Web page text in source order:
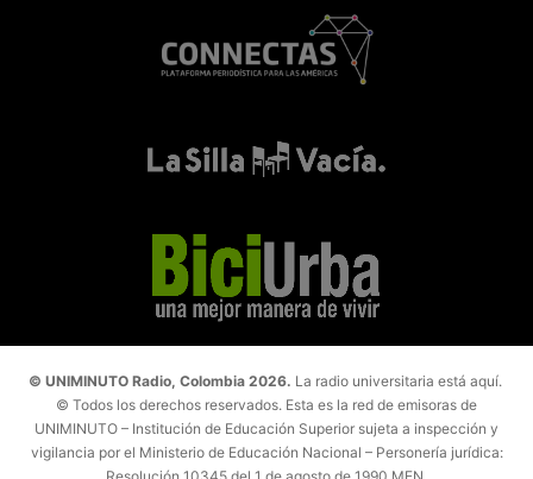
© UNIMINUTO Radio, Colombia 2026. La radio universitaria está aquí.
© Todos los derechos reservados. Esta es la red de emisoras de
UNIMINUTO – Institución de Educación Superior sujeta a inspección y
vigilancia por el Ministerio de Educación Nacional – Personería jurídica: